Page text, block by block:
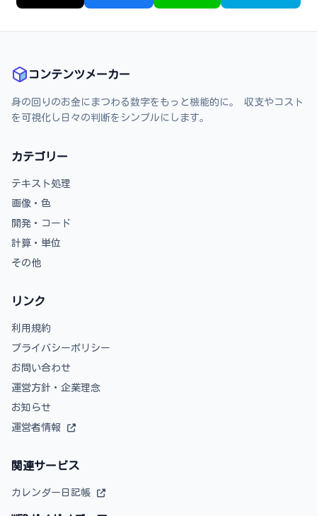
コンテンツメーカー
身の回りのお金にまつわる数字をもっと機能的に。 収支やコスト
を可視化し日々の判断をシンプルにします。
カテゴリー
テキスト処理
画像・色
開発・コード
計算・単位
その他
リンク
利用規約
プライバシーポリシー
お問い合わせ
運営方針・企業理念
お知らせ
運営者情報
関連サービス
カレンダー日記帳